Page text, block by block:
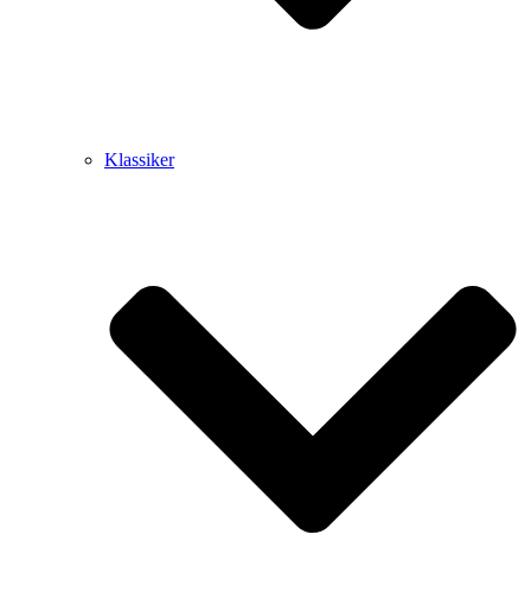
Klassiker